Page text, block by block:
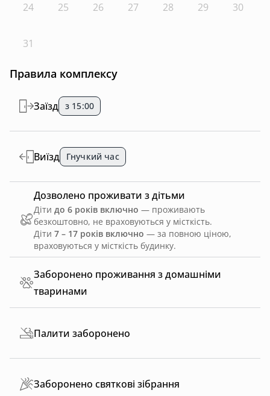
24 25 26 27 28 29 30
31
Правила комплексу
Заборонено проживання з домашніми
тваринами
Заїзд з 15:00
Виїзд Гнучкий час
Дозволено проживати з дітьми
Діти до 6 років включно — проживають
безкоштовно, не враховуються у місткість.
Діти 7 – 17 років включно — за повною ціною,
враховуються у місткість будинку.
Палити заборонено
Заборонено святкові зібрання